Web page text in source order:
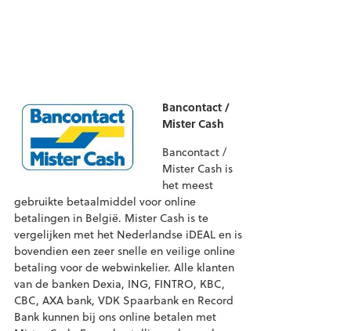
Bancontact /
Mister Cash
Bancontact /
Mister Cash is
het meest
gebruikte betaalmiddel voor online
betalingen in België. Mister Cash is te
vergelijken met het Nederlandse iDEAL en is
bovendien een zeer snelle en veilige online
betaling voor de webwinkelier. Alle klanten
van de banken Dexia, ING, FINTRO, KBC,
CBC, AXA bank, VDK Spaarbank en Record
Bank kunnen bij ons online betalen met